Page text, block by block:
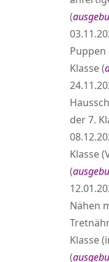
(
Klasse (
der 7.
Klasse
(
Nähen
Klasse
(